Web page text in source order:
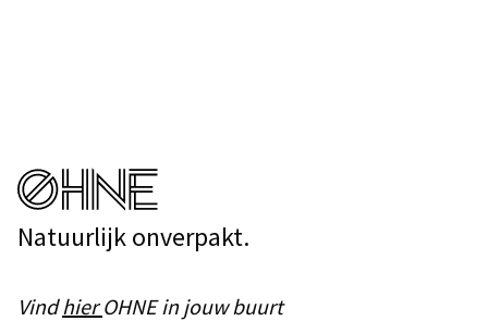
Natuurlijk onverpakt.
VindhierOHNE in jouw buurt